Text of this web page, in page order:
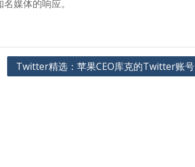
媒体的响应。
Twitter精选：苹果CEO库克的Twitter账号